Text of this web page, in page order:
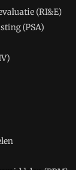
(RI&E)
(PSA)